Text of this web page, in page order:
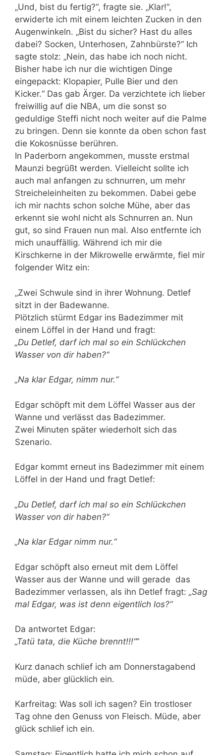
„Und, bist du fertig?“, fragte sie. „Klar!“,
erwiderte ich mit einem leichten Zucken in den
Augenwinkeln. „Bist du sicher? Hast du alles
dabei? Socken, Unterhosen, Zahnbürste?“ Ich
sagte stolz: „Nein, das habe ich noch nicht.
Bisher habe ich nur die wichtigen Dinge
eingepackt: Klopapier, Pulle Bier und den
Kicker.“ Das gab Ärger. Da verzichtete ich lieber
freiwillig auf die NBA, um die sonst so
geduldige Steffi nicht noch weiter auf die Palme
zu bringen. Denn sie konnte da oben schon fast
die Kokosnüsse berühren.
In Paderborn angekommen, musste erstmal
Maunzi begrüßt werden. Vielleicht sollte ich
auch mal anfangen zu schnurren, um mehr
Streicheleinheiten zu bekommen. Dabei gebe
ich mir nachts schon solche Mühe, aber das
erkennt sie wohl nicht als Schnurren an. Nun
gut, so sind Frauen nun mal. Also entfernte ich
mich unauffällig. Während ich mir die
Kirschkerne in der Mikrowelle erwärmte, fiel mir
folgender Witz ein:
„Zwei Schwule sind in ihrer Wohnung. Detlef
sitzt in der Badewanne.
Plötzlich stürmt Edgar ins Badezimmer mit
einem Löffel in der Hand und fragt:
„Du Detlef, darf ich mal so ein Schlückchen
Wasser von dir haben?“
„Na klar Edgar, nimm nur.“
Edgar schöpft mit dem Löffel Wasser aus der
Wanne und verlässt das Badezimmer.
Zwei Minuten später wiederholt sich das
Szenario.
Edgar kommt erneut ins Badezimmer mit einem
Löffel in der Hand und fragt Detlef:
„Du Detlef, darf ich mal so ein Schlückchen
Wasser von dir haben?“
„Na klar Edgar nimm nur.“
Edgar schöpft also erneut mit dem Löffel
Wasser aus der Wanne und will gerade das
Badezimmer verlassen, als ihn Detlef fragt: „Sag
mal Edgar, was ist denn eigentlich los?“
Da antwortet Edgar:
„Tatü tata, die Küche brennt!!!““
Kurz danach schlief ich am Donnerstagabend
müde, aber glücklich ein.
Karfreitag: Was soll ich sagen? Ein trostloser
Tag ohne den Genuss von Fleisch. Müde, aber
glück schlief ich ein.